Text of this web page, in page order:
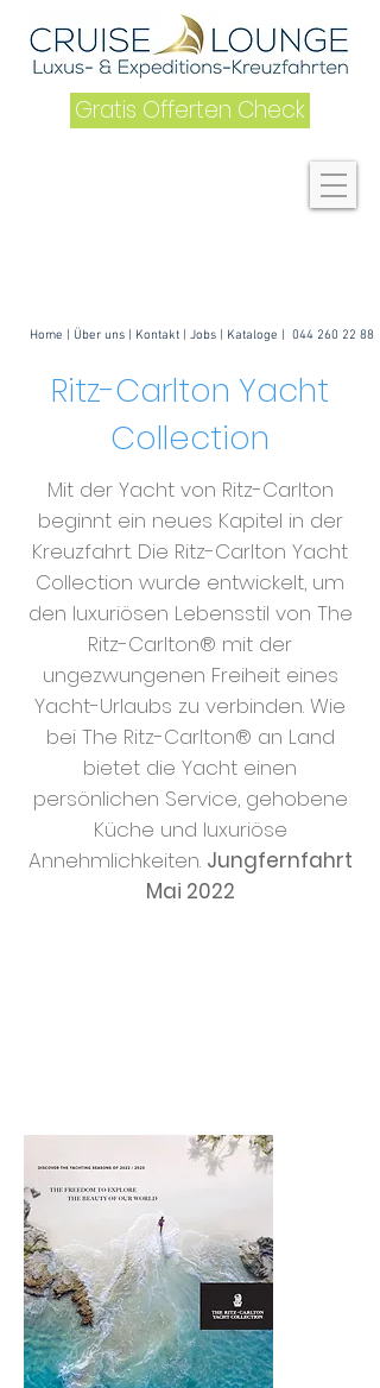
Home Über uns | Kontakt Jobs Kataloge 044 260 22 88
Gratis Offerten Check
Ritz-Carlton Yacht
Collection
Mit der Yacht von Ritz-Carlton
beginnt ein neues Kapitel in der
Kreuzfahrt. Die Ritz-Carlton Yacht
Collection wurde entwickelt, um
den luxuriösen Lebensstil von The
Ritz-Carlton® mit der
ungezwungenen Freiheit eines
Yacht-Urlaubs zu verbinden. Wie
bei The Ritz-Carlton® an Land
bietet die Yacht einen
persönlichen Service, gehobene
Küche und luxuriöse
Annehmlichkeiten. Jungfernfahrt
Mai 2022